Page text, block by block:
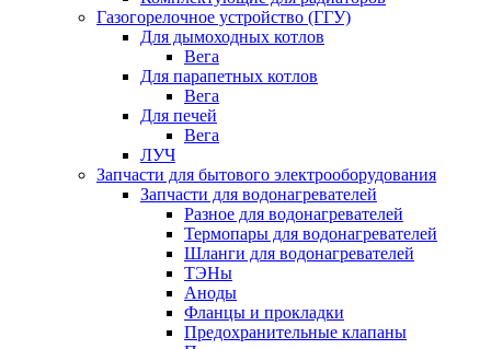
Газогорелочное устройство (ГГУ)
Для дымоходных котлов
Вега
Для парапетных котлов
Вега
Для печей
Вега
ЛУЧ
Запчасти для бытового электрооборудования
Запчасти для водонагревателей
Разное для водонагревателей
Термопары для водонагревателей
Шланги для водонагревателей
ТЭНы
Аноды
Фланцы и прокладки
Предохранительные клапаны